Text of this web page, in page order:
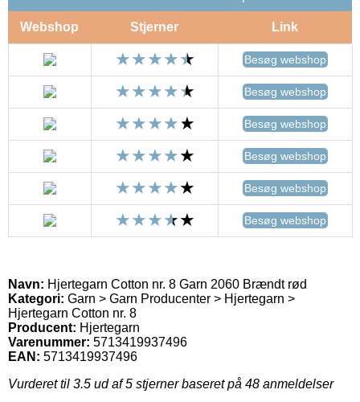
Webshop Stjerner Link
Besøg webshop
Besøg webshop
Besøg webshop
Besøg webshop
Besøg webshop
Besøg webshop
Navn: Hjertegarn Cotton nr. 8 Garn 2060 Brændt rød
Kategori: Garn > Garn Producenter > Hjertegarn >
Hjertegarn Cotton nr. 8
Producent: Hjertegarn
Varenummer: 5713419937496
EAN: 5713419937496
Vurderet til 3.5 ud af 5 stjerner baseret på 48 anmeldelser